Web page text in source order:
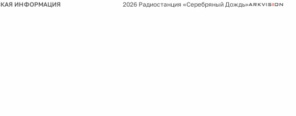
ИНФОРМАЦИЯ 2026 Радиостанция «Серебряный Дождь»